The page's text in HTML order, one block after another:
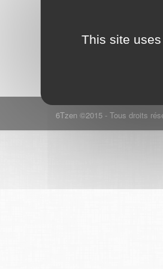
6Tzen ©2015 - Tous droits
This site